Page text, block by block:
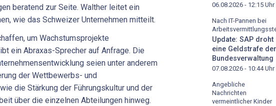
beratend zur Seite. Walther leitet ein
wie das Schweizer Unternehmen mitteilt.
um Wachstumsprojekte
ein Abraxas-Sprecher auf Anfrage. Die
seien unter anderem
der Wettbewerbs- und
die Stärkung der Führungskultur und der
über die einzelnen Abteilungen hinweg.
06.08.2026 - 12:15 Uhr
Nach IT-Pannen bei
Update: SAP droht
eine Geldstrafe der
Bundesverwaltung
07.08.2026 - 10:44Uhr
Angebliche
Nachrichten
vermeintlicher Kinder